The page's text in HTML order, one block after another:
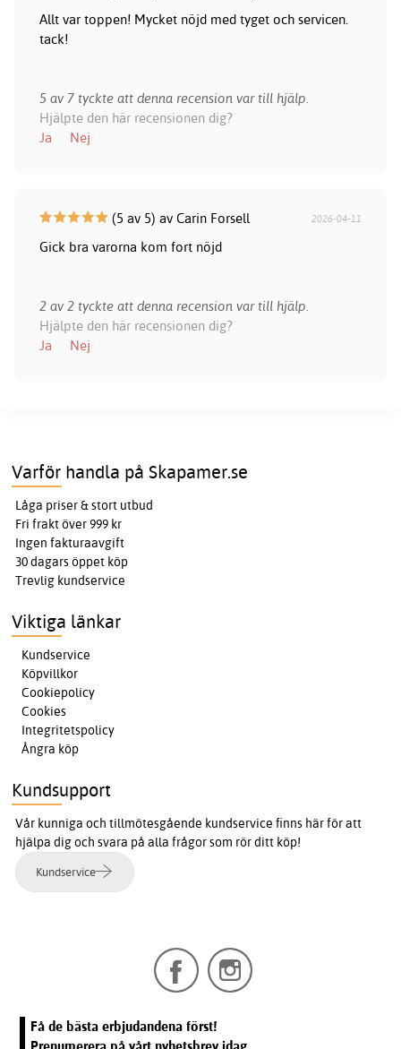
Allt var toppen! Mycket nöjd med tyget och servicen.
tack!
5 av 7 tyckte att denna recension var till hjälp.
Hjälpte den här recensionen dig?
Ja
Nej
(5 av 5) av Carin Forsell 2026-04-11
Gick bra varorna kom fort nöjd
2 av 2 tyckte att denna recension var till hjälp.
Hjälpte den här recensionen dig?
Ja
Nej
Varför handla på Skapamer.se
Låga priser & stort utbud
Fri frakt över 999 kr
Ingen fakturaavgift
30 dagars öppet köp
Trevlig kundservice
Viktiga länkar
Kundservice
Köpvillkor
Cookiepolicy
Cookies
Integritetspolicy
Ångra köp
Kundsupport
Vår kunniga och tillmötesgående kundservice finns här för att
hjälpa dig och svara på alla frågor som rör ditt köp!
Kundservice
Få de bästa erbjudandena först!